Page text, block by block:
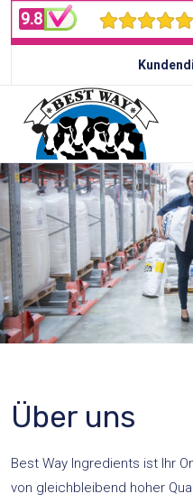
Über uns
Best Way Ingredients ist Ihr
von gleichbleibend hoher